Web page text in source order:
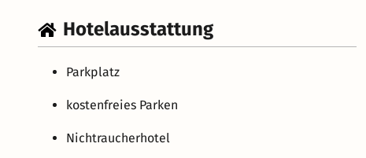
Hotelausstattung
Parkplatz
kostenfreies Parken
Nichtraucherhotel